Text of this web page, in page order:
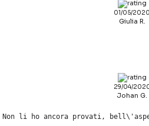
01/05/2020
Giulia R.
29/04/
Johan G.
Non li ho ancora provati,